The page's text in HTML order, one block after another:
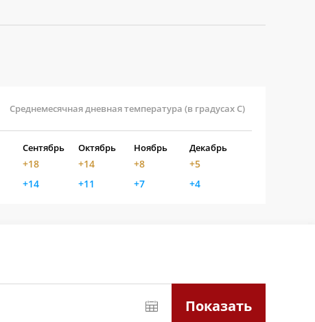
Среднемесячная дневная температура (в градусах С)
Сентябрь Октябрь Ноябрь
Декабрь
+18 +14 +8 +5
+14 +11 +7 +4
Показать